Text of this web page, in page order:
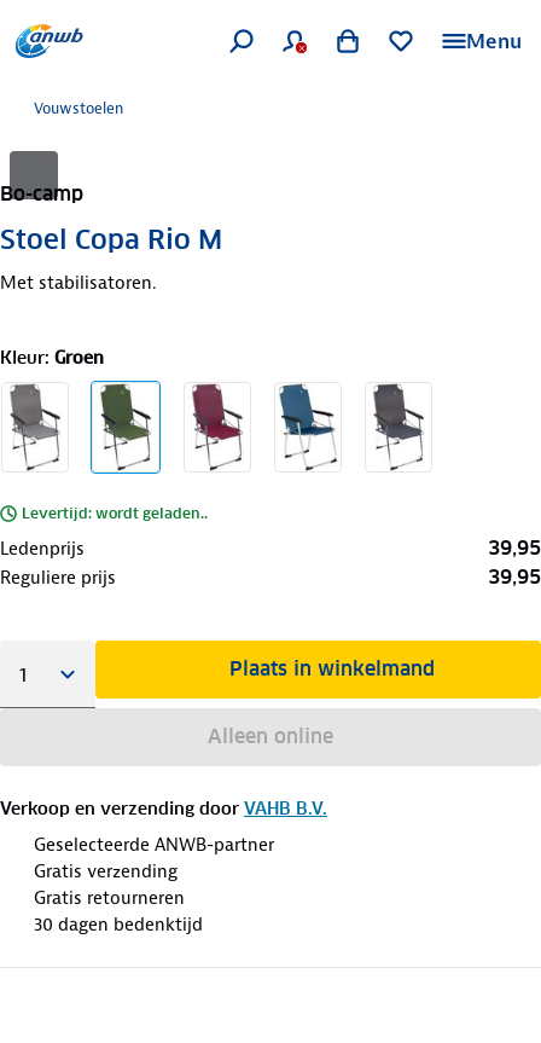
Menu
Vouwstoelen
Bo-camp
Stoel Copa Rio M
Met stabilisatoren.
Kleur: Groen
Levertijd: wordt geladen..
Ledenprijs 39,95
Reguliere prijs 39,95
Plaats in winkelmand
Alleen online
Verkoop en verzending door VAHB B.V.
Geselecteerde ANWB-partner
Gratis verzending
Gratis retourneren
30 dagen bedenktijd